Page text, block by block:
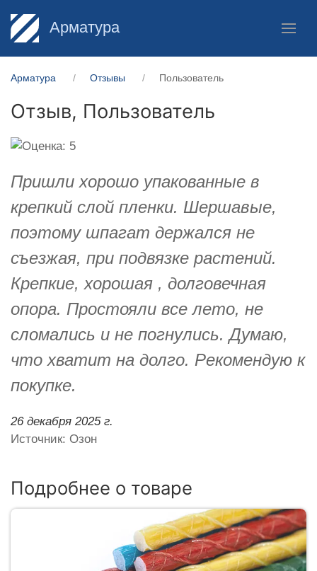
Арматура
Арматура Отзывы Пользователь
Отзыв, Пользователь
Пришли хорошо упакованные в
крепкий слой пленки. Шершавые,
поэтому шпагат держался не
съезжая, при подвязке растений.
Крепкие, хорошая , долговечная
опора. Простояли все лето, не
сломались и не погнулись. Думаю,
что хватит на долго. Рекомендую к
покупке.
26 декабря 2025 г.
Источник: Озон
Подробнее о товаре